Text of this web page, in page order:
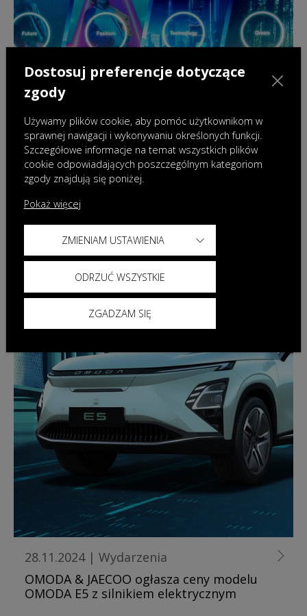
18.12.2024|Wydarzenia
OMODA & JAECOO podsumowuje pierwsze
półrocze działalności na rynku polskim i
28.11.2024 | Wydarzenia
OMODA & JAECOO ogłasza ceny modelu
OMODA E5 z silnikiem elektrycznym
Dostosuj preferencje dotyczące
zgody
Używamy plików cookie, aby pomóc użytkownikom w
sprawnej nawigacji i wykonywaniu określonych funkcji.
Szczegółowe informacje na temat wszystkich plików
cookie odpowiadających poszczególnym kategoriom
zgody znajdują się poniżej.
Pokaż więcej
ZMIENIAM USTAWIENIA
ODRZUĆ WSZYSTKIE
ZGADZAM SIĘ